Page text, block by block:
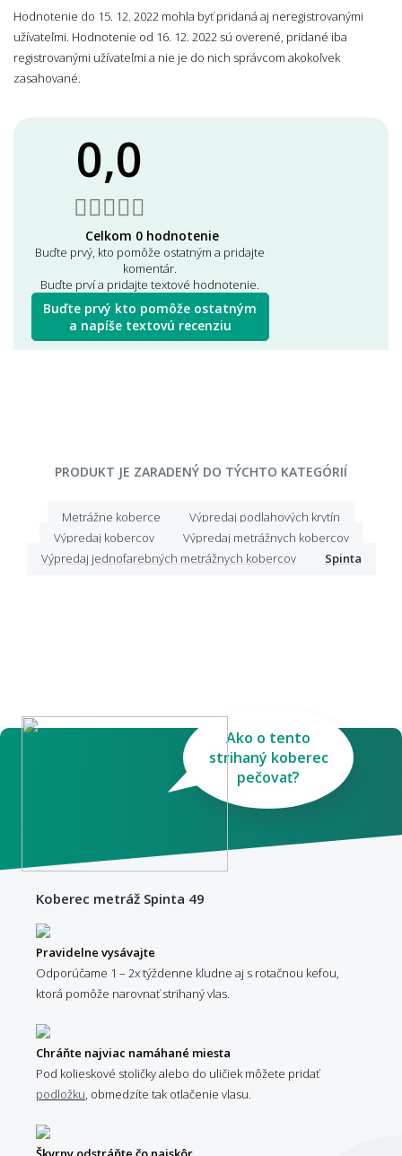
Hodnotenie do 15. 12. 2022 mohla byť pridaná aj neregistrovanými
užívateľmi. Hodnotenie od 16. 12. 2022 sú overené, pridané iba
registrovanými užívateľmi a nie je do nich správcom akokoľvek
zasahované.
0,0
Celkom 0 hodnotenie
Buďte prvý, kto pomôže ostatným a pridajte
komentár.
Buďte prví a pridajte textové hodnotenie.
Buďte prvý kto pomôže ostatným
a napíše textovú recenziu
PRODUKT JE ZARADENÝ DO TÝCHTO KATEGÓRIÍ
Metrážne koberce
Výpredaj podlahových krytín
Výpredaj kobercov
Výpredaj metrážnych kobercov
Výpredaj jednofarebných metrážnych kobercov
Spinta
Ako o tento
strihaný koberec
pečovať?
Koberec metráž Spinta 49
Pravidelne vysávajte
Odporúčame 1 – 2x týždenne kľudne aj s rotačnou kefou,
ktorá pomôže narovnať strihaný vlas.
Chráňte najviac namáhané miesta
Pod kolieskové stoličky alebo do uličiek môžete pridať
podložku, obmedzíte tak otlačenie vlasu.